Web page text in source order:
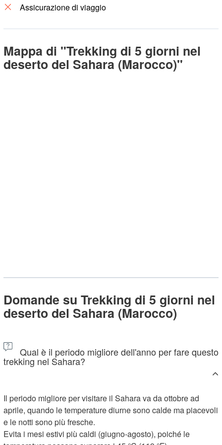
Assicurazione di viaggio
Mappa di "Trekking di 5 giorni nel
deserto del Sahara (Marocco)"
Domande su Trekking di 5 giorni nel
deserto del Sahara (Marocco)
Qual è il periodo migliore dell'anno per fare questo
trekking nel Sahara?
Il periodo migliore per visitare il Sahara va da ottobre ad
aprile, quando le temperature diurne sono calde ma piacevoli
e le notti sono più fresche.
Evita i mesi estivi più caldi (giugno-agosto), poiché le